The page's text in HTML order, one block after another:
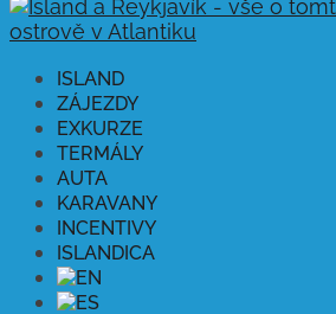
ISLAND
ZÁJEZDY
EXKURZE
TERMÁLY
AUTA
KARAVANY
INCENTIVY
ISLANDICA